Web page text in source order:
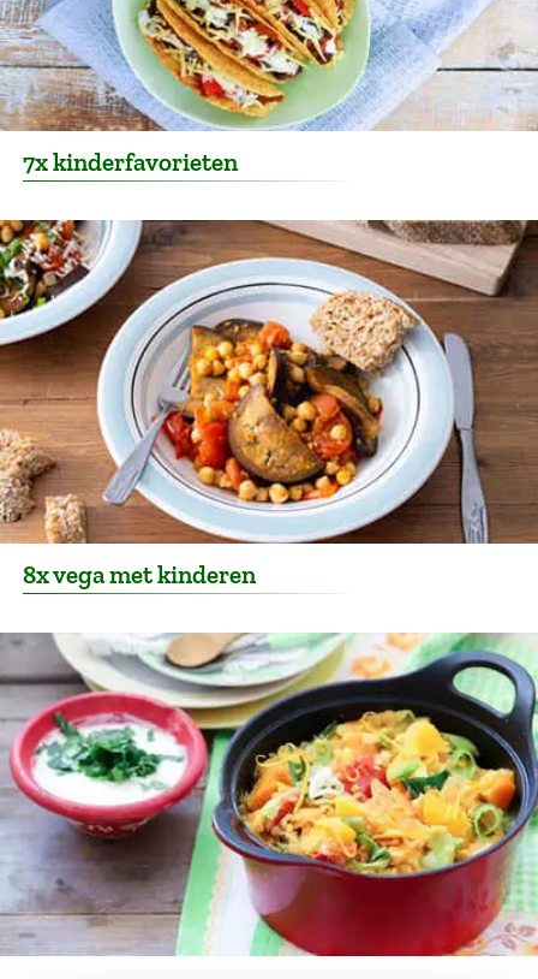
7x kinderfavorieten
8x vega met kinderen